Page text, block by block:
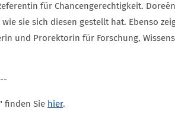
für Chancengerechtigkeit.
sie sich diesen gestellt hat. Ebenso
und Prorektorin für Forschung,
finden Sie hier.